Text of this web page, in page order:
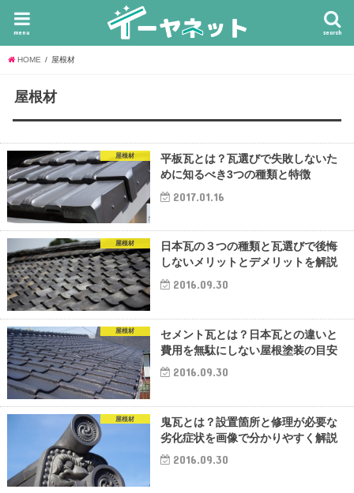
search
menu
HOME 屋根材
屋根材
屋根材
平板瓦とは？瓦選びで失敗しないた
めに知るべき3つの種類と特徴
2017.01.16
屋根材
日本瓦の３つの種類と瓦選びで後悔
しないメリットとデメリットを解説
2016.09.30
屋根材
セメント瓦とは？日本瓦との違いと
費用を無駄にしない屋根塗装の目安
2016.09.30
屋根材
鬼瓦とは？設置箇所と修理が必要な
劣化症状を画像で分かりやすく解説
2016.09.30